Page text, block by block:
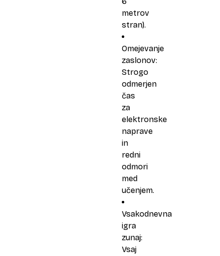
metrov
stran).
Omejevanje
zaslonov:
Strogo
odmerjen
čas
za
elektronske
naprave
in
redni
odmori
med
učenjem.
Vsakodnevna
igra
zunaj:
Vsaj